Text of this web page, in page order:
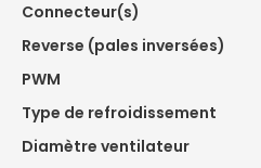
Connecteur(s)
Reverse (pales inversées)
PWM
Type de refroidissement
Diamètre ventilateur